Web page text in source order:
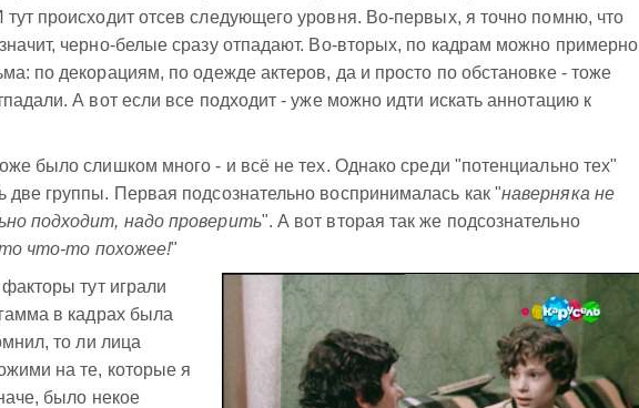
происходит отсев следующего уровня. Во-первых, я точно помню, что
черно-белые сразу отпадают. Во-вторых, по кадрам можно примерно
по декорациям, по одежде актеров, да и просто по обстановке - тоже
А вот если все подходит - уже можно идти искать аннотацию к
было слишком много - и всё не тех. Однако среди "потенциально тех"
две группы. Первая подсознательно воспринималась как "наверняка не
подходит, надо проверить". А вот вторая так же подсознательно
что-то похожее!"
тут играли
в кадрах была
то ли лица
на те, которые я
было некое